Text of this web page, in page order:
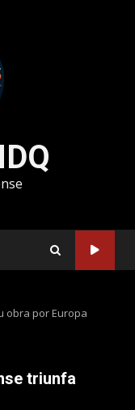
obra por Europa
triunfa